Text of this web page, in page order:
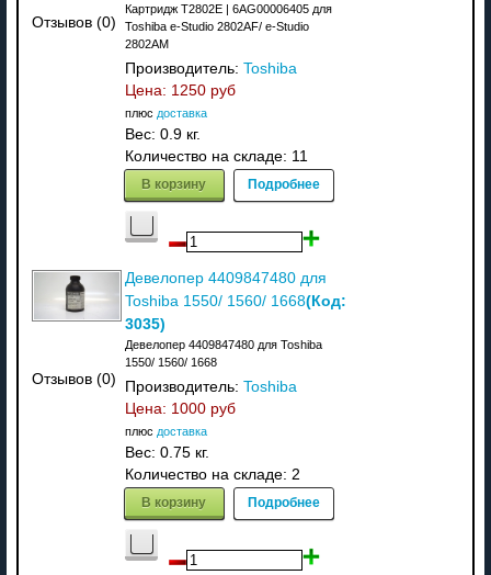
Отзывов (0)
Картридж T2802E | 6AG00006405 для
Toshiba e-Studio 2802AF/ e-Studio
2802AM
Производитель: Toshiba
Цена: 1250 руб
плюс доставка
Вес: 0.9 кг.
Количество на складе: 11
В корзину Подробнее
Отзывов (0)
Девелопер 4409847480 для
Toshiba 1550/ 1560/ 1668(Код:
3035)
Девелопер 4409847480 для Toshiba
1550/ 1560/ 1668
Производитель: Toshiba
Цена: 1000 руб
плюс доставка
Вес: 0.75 кг.
Количество на складе: 2
В корзину Подробнее